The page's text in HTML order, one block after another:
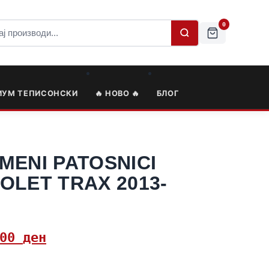
0
ТЕПИСОНСКИ 🔥 НОВО 🔥 БЛОГ
PATOSNICI
TRAX 2013-
ден